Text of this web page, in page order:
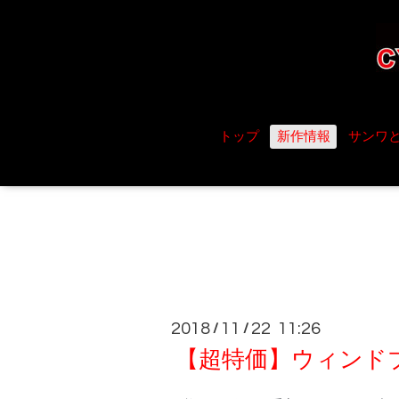
トップ 新作情報 サンワ
2018 / 11 / 22 11:26
【超特価】ウィン